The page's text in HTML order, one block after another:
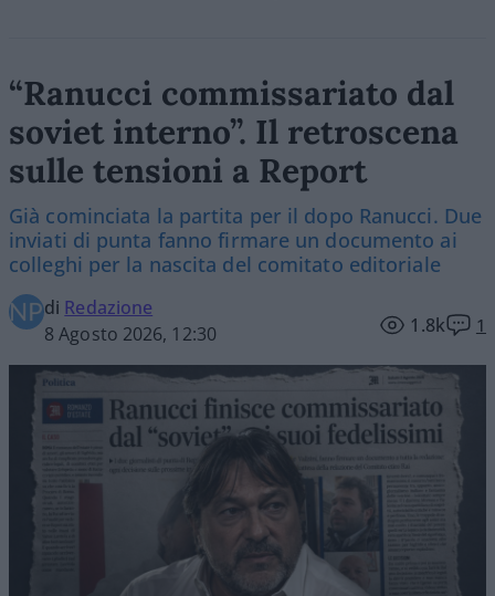
“Ranucci commissariato dal
soviet interno”. Il retroscena
sulle tensioni a Report
Già cominciata la partita per il dopo Ranucci. Due
inviati di punta fanno firmare un documento ai
colleghi per la nascita del comitato editoriale
di Redazione
8 Agosto 2026, 12:30
1.8k 1